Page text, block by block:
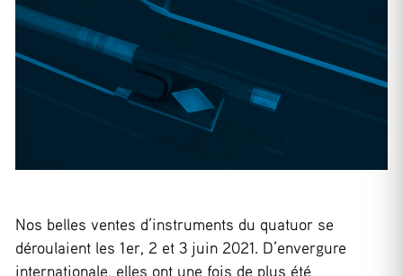
Nos belles ventes d’instruments du quatuor se
déroulaient les 1er, 2 et 3 juin 2021. D’envergure
internationale, elles ont une fois de plus été